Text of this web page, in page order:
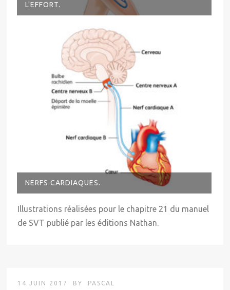
L'EFFORT.
NERFS CARDIAQUES.
Illustrations réalisées pour le chapitre 21 du manuel
de SVT publié par les éditions Nathan.
14 JUIN 2017 BY PASCAL